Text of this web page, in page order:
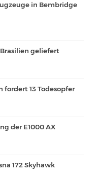
in Bembridge
geliefert
fordert 13 Todesopfer
der E1000 AX
172 Skyhawk